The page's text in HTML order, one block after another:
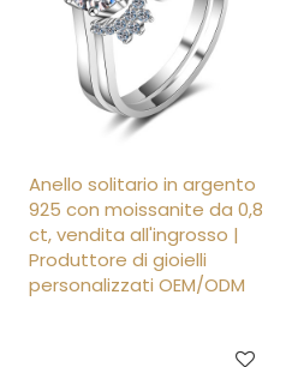
Anello solitario in argento
925 con moissanite da 0,8
ct, vendita all'ingrosso |
Produttore di gioielli
personalizzati OEM/ODM